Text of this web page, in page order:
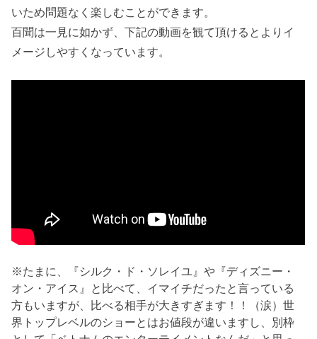
いため問題なく楽しむことができます。
百聞は一見に如かず、下記の動画を観て頂けるとよりイ
メージしやすくなっています。
※たまに、『シルク・ド・ソレイユ』や『ディズニー・
オン・アイス』と比べて、イマイチだったと言っている
方もいますが、比べる相手が大きすぎます！！（涙）世
界トップレベルのショーとはお値段が違いますし、別枠